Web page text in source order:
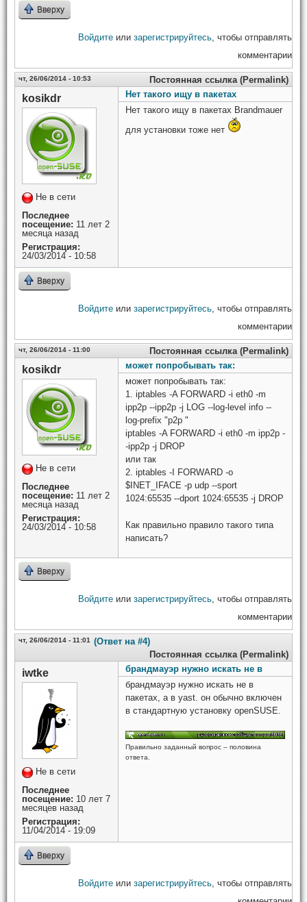
Вверху
Войдите или зарегистрируйтесь, чтобы отправлять
комментарии
чт, 26/06/2014 - 10:53 Постоянная ссылка (Permalink)
kosikdr
Не в сети
Последнее
посещение: 11 лет 2
месяца назад
Регистрация:
24/03/2014 - 10:58
Нет такого ищу в пакетах
Нет такого ищу в пакетах Brandmauer
для установки тоже нет
Вверху
Войдите или зарегистрируйтесь, чтобы отправлять
комментарии
чт, 26/06/2014 - 11:00 Постоянная ссылка (Permalink)
kosikdr
Не в сети
Последнее
посещение: 11 лет 2
месяца назад
Регистрация:
24/03/2014 - 10:58
может попробывать так:
может попробывать так:
1. iptables -A FORWARD -i eth0 -m
ipp2p --ipp2p -j LOG --log-level info --
log-prefix "p2p "
iptables -A FORWARD -i eth0 -m ipp2p -
-ipp2p -j DROP
или так
2. iptables -I FORWARD -o
$INET_IFACE -p udp --sport
1024:65535 --dport 1024:65535 -j DROP
Как правильно правило такого типа
написать?
Вверху
Войдите или зарегистрируйтесь, чтобы отправлять
комментарии
чт, 26/06/2014 - 11:01
(Ответ на #4)
Постоянная ссылка (Permalink)
iwtke
Не в сети
Последнее
посещение: 10 лет 7
месяцев назад
Регистрация:
11/04/2014 - 19:09
брандмауэр нужно искать не в
брандмауэр нужно искать не в
пакетах, а в yast. он обычно включен
в стандартную установку openSUSE.
Правильно заданный вопрос – половина
ответа.
Вверху
Войдите или зарегистрируйтесь, чтобы отправлять